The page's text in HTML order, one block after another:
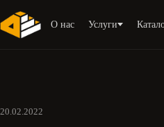
О нас Услуги
20.02.2022